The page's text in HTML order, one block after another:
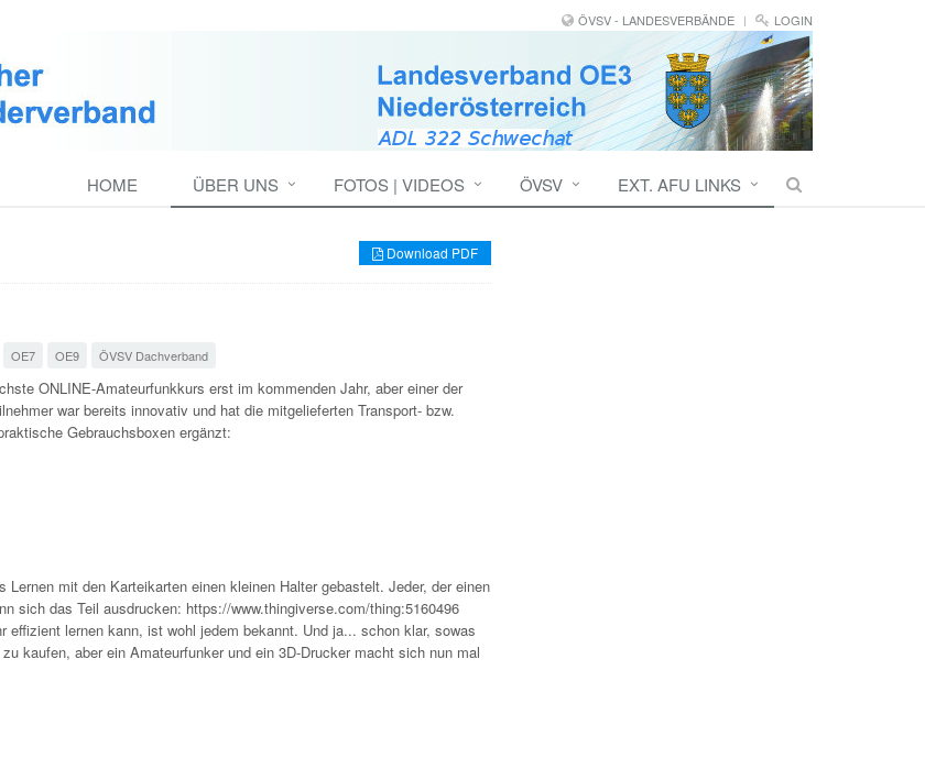
ÖVSV - LANDESVERBÄNDE LOGIN
HOME ÜBER UNS FOTOS | VIDEOS ÖVSV EXT. AFU LINKS
Download PDF
OE7 OE9 ÖVSV Dachverband
ONLINE-Amateurfunkkurs erst im kommenden Jahr, aber einer der
war bereits innovativ und hat die mitgelieferten Transport- bzw.
Gebrauchsboxen ergänzt:
Lernen mit den Karteikarten einen kleinen Halter gebastelt. Jeder, der einen
sich das Teil ausdrucken: https://www.thingiverse.com/thing:5160496
effizient lernen kann, ist wohl jedem bekannt. Und ja... schon klar, sowas
kaufen, aber ein Amateurfunker und ein 3D-Drucker macht sich nun mal